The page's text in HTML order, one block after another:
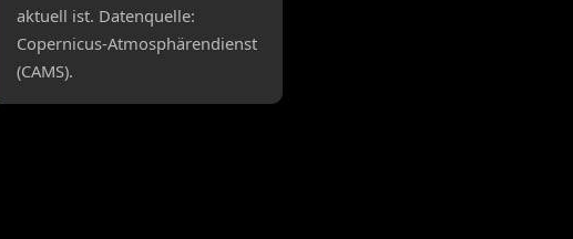
aktuell ist. Datenquelle:
Copernicus-Atmosphärendienst
(CAMS).